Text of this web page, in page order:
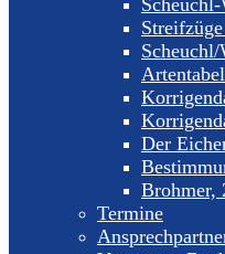
Der
Brohmer,
Termine